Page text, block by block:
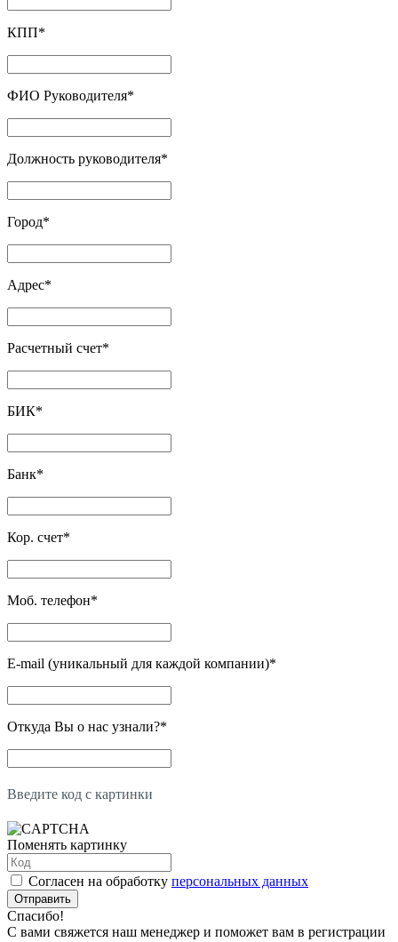
КПП*
ФИО Руководителя*
Должность руководителя*
Город*
Адрес*
Расчетный счет*
БИК*
Банк*
Кор. счет*
Моб. телефон*
E-mail (уникальный для каждой компании)*
Откуда Вы о нас узнали?*
Введите код с картинки
Поменять картинку
Согласен на обработку персональных данных
Отправить
Спасибо!
С вами свяжется наш менеджер и поможет вам в регистрации